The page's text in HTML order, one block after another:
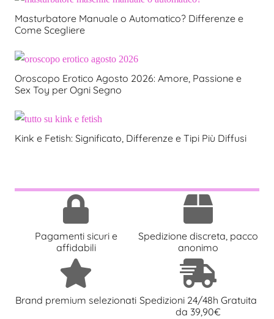
Masturbatore Manuale o Automatico? Differenze e
Come Scegliere
Oroscopo Erotico Agosto 2026: Amore, Passione e
Sex Toy per Ogni Segno
Kink e Fetish: Significato, Differenze e Tipi Più Diffusi
Pagamenti sicuri e
affidabili
Spedizione discreta, pacco
anonimo
Brand premium selezionati Spedizioni 24/48h Gratuita
da 39,90€